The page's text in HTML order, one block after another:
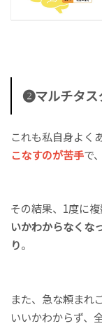
❷マルチタス
これも私自身よく
こなすのが苦手で
その結果、1度に複
いかわからなくな
り。
また、急な頼まれ
いいかわからず、